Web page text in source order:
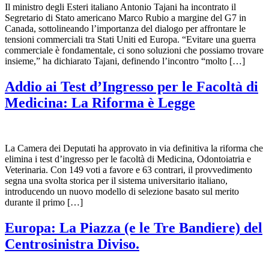
Il ministro degli Esteri italiano Antonio Tajani ha incontrato il
Segretario di Stato americano Marco Rubio a margine del G7 in
Canada, sottolineando l’importanza del dialogo per affrontare le
tensioni commerciali tra Stati Uniti ed Europa. “Evitare una guerra
commerciale è fondamentale, ci sono soluzioni che possiamo trovare
insieme,” ha dichiarato Tajani, definendo l’incontro “molto […]
Addio ai Test d’Ingresso per le Facoltà di
Medicina: La Riforma è Legge
La Camera dei Deputati ha approvato in via definitiva la riforma che
elimina i test d’ingresso per le facoltà di Medicina, Odontoiatria e
Veterinaria. Con 149 voti a favore e 63 contrari, il provvedimento
segna una svolta storica per il sistema universitario italiano,
introducendo un nuovo modello di selezione basato sul merito
durante il primo […]
Europa: La Piazza (e le Tre Bandiere) del
Centrosinistra Diviso.